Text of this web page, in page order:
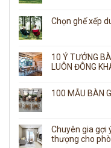
Chọn ghế xếp
10 Ý TƯỞNG
LUÔN ĐÔNG
100 MẪU BÀN
Chuyên gia gợi
thượng cho